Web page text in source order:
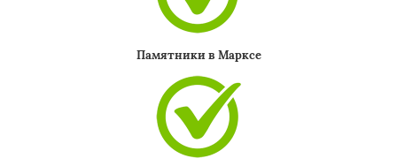
Памятники в Марксе
Даю согласие на обработку персональных данных